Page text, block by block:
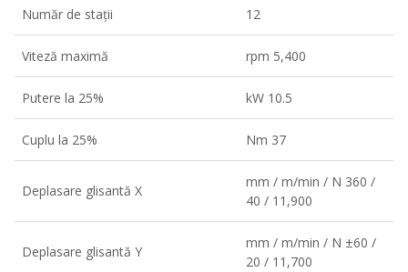
Număr de stații 12
Viteză maximă rpm 5,400
Putere la 25% kW 10.5
Cuplu la 25% Nm 37
Deplasare glisantă X
mm / m/min / N 360 /
40 / 11,900
Deplasare glisantă Y
mm / m/min / N ±60 /
20 / 11,700